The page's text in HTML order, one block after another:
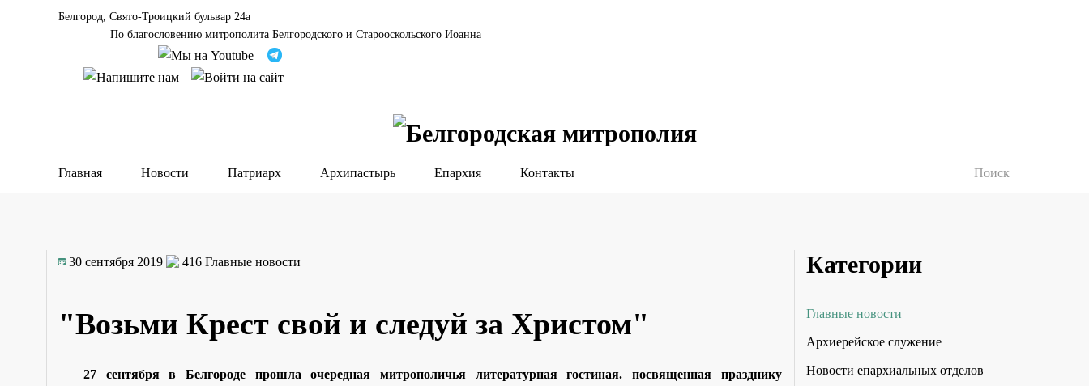
Белгород, Свято-Троицкий бульвар 24а
По благословению митрополита Белгородского и Старооскольского Иоанна
Главная Новости Патриарх Архипастырь Епархия Контакты
30 сентября 2019 416 Главные новости
"Возьми Крест свой и следуй за Христом"
27 сентября в Белгороде прошла очередная митрополичья литературная гостиная. посвященная празднику
Категории
Главные новости
Архиерейское служение
Новости епархиальных отделов